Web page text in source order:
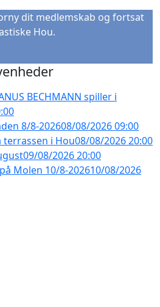
dit medlemskab og fortsat
Hou.
BECHMANN spiller i
8/8-202608/08/2026 09:00
terrassen i Hou08/08/2026 20:00
09/08/2026 20:00
Molen 10/8-202610/08/2026